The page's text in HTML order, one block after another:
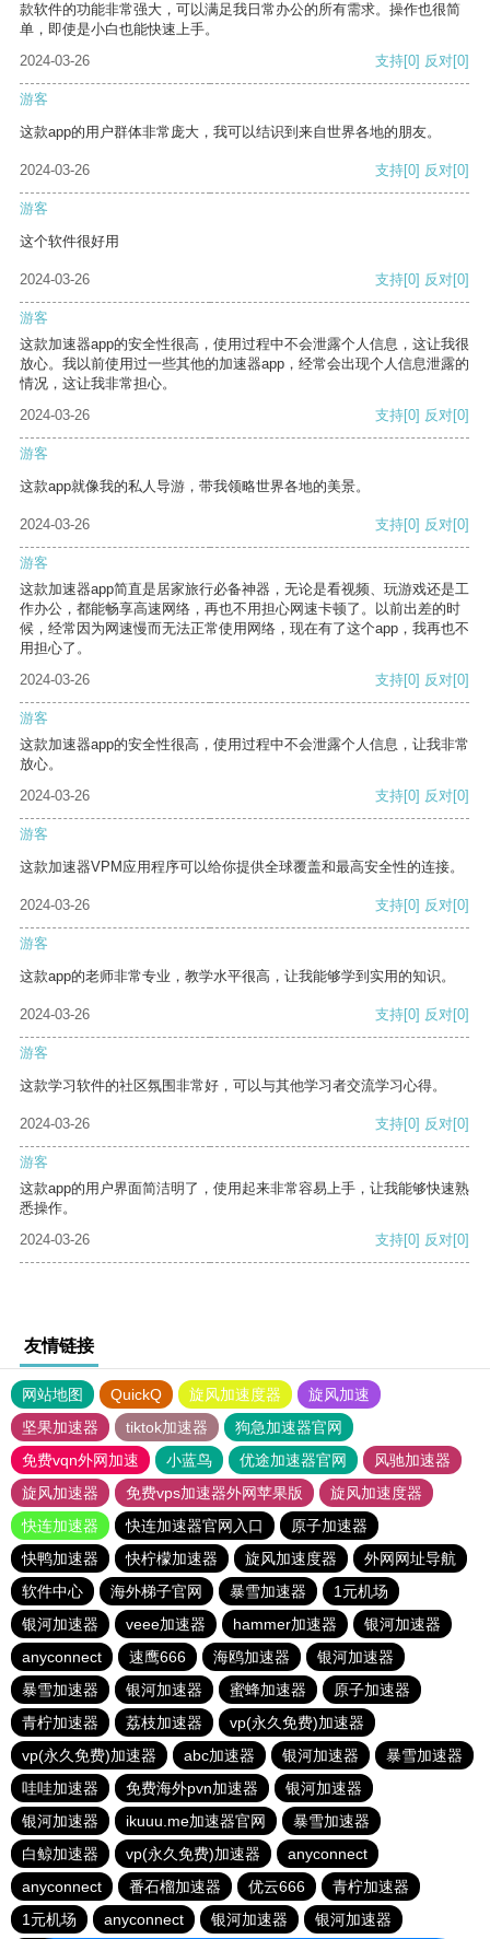
款软件的功能非常强大，可以满足我日常办公的所有需求。操作也很简
单，即使是小白也能快速上手。
2024-03-26
支持[0] 反对[0]
游客
这款app的用户群体非常庞大，我可以结识到来自世界各地的朋友。
2024-03-26 支持[0] 反对[0]
游客
这个软件很好用
2024-03-26 支持[0] 反对[0]
游客
这款加速器app的安全性很高，使用过程中不会泄露个人信息，这让我很
放心。我以前使用过一些其他的加速器app，经常会出现个人信息泄露的
情况，这让我非常担心。
2024-03-26
支持[0] 反对[0]
游客
这款app就像我的私人导游，带我领略世界各地的美景。
2024-03-26 支持[0] 反对[0]
游客
这款加速器app简直是居家旅行必备神器，无论是看视频、玩游戏还是工
作办公，都能畅享高速网络，再也不用担心网速卡顿了。以前出差的时
候，经常因为网速慢而无法正常使用网络，现在有了这个app，我再也不
用担心了。
2024-03-26
支持[0] 反对[0]
游客
这款加速器app的安全性很高，使用过程中不会泄露个人信息，让我非常
放心。
2024-03-26
支持[0] 反对[0]
游客
这款加速器VPM应用程序可以给你提供全球覆盖和最高安全性的连接。
2024-03-26 支持[0] 反对[0]
游客
这款app的老师非常专业，教学水平很高，让我能够学到实用的知识。
2024-03-26 支持[0] 反对[0]
游客
这款学习软件的社区氛围非常好，可以与其他学习者交流学习心得。
2024-03-26 支持[0] 反对[0]
游客
这款app的用户界面简洁明了，使用起来非常容易上手，让我能够快速熟
悉操作。
2024-03-26
支持[0] 反对[0]
友情链接
网站地图 QuickQ 旋风加速度器
旋风加速
坚果加速器
tiktok加速器
狗急加速器官网
免费vqn外网加速
小蓝鸟 优途加速器官网
风驰加速器
旋风加速器
免费vps加速器外网苹果版
旋风加速度器
快连加速器
快连加速器官网入口
原子加速器
快鸭加速器
快柠檬加速器 旋风加速度器
外网网址导航
软件中心
海外梯子官网 暴雪加速器
1元机场
银河加速器
veee加速器 hammer加速器
银河加速器
anyconnect
速鹰666 海鸥加速器
银河加速器
暴雪加速器
银河加速器 蜜蜂加速器
原子加速器
青柠加速器
荔枝加速器
vp(永久免费)加速器
vp(永久免费)加速器
abc加速器 银河加速器
暴雪加速器
哇哇加速器
免费海外pvn加速器
银河加速器
银河加速器
ikuuu.me加速器官网
暴雪加速器
白鲸加速器
vp(永久免费)加速器
anyconnect
anyconnect
番石榴加速器 优云666
青柠加速器
1元机场
anyconnect 银河加速器 银河加速器